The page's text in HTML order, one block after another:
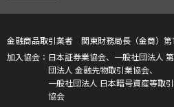
金融商品取引業者 関東財務局長（金商）
日本証券業協会、一般社団法人
団法人 金融先物取引業協会、
一般社団法人 日本暗号資産等取
協会